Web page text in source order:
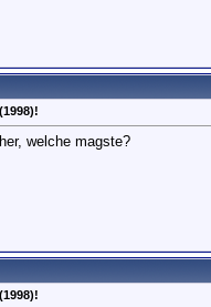
welche magste?